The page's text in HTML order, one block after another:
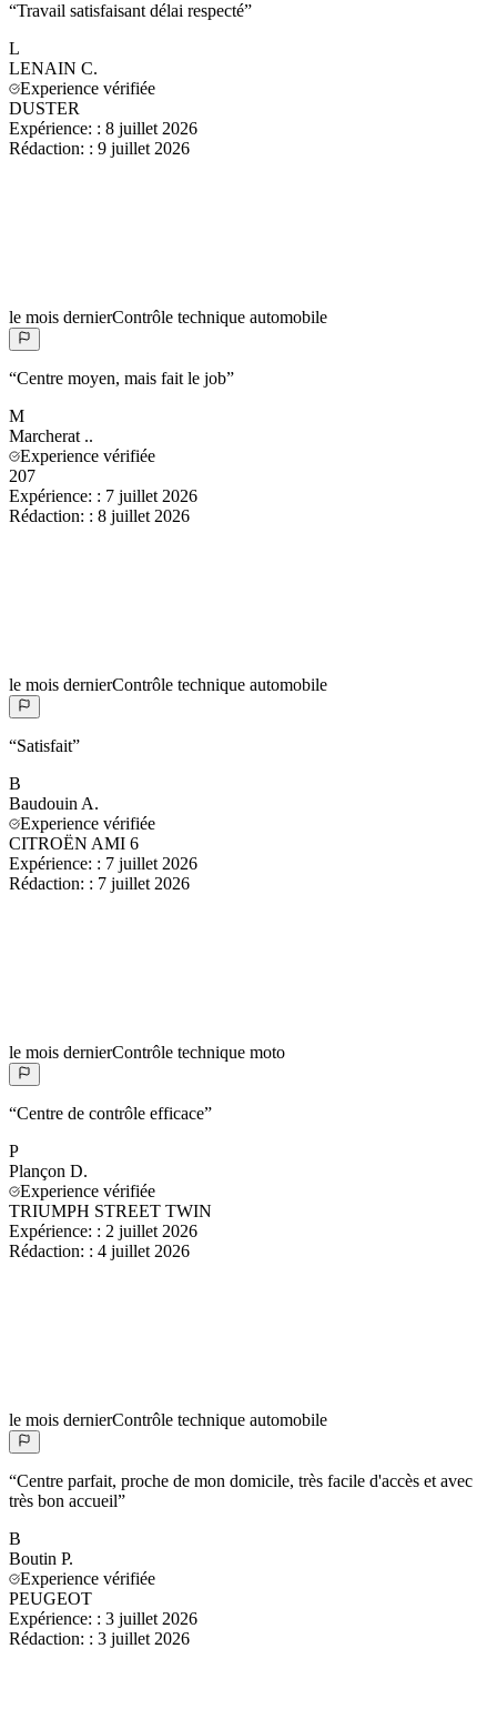
“Travail satisfaisant délai respecté”
L
LENAIN C.
Experience vérifiée
DUSTER
Expérience: : 8 juillet 2026
Rédaction: : 9 juillet 2026
le mois dernierContrôle technique automobile
“Centre moyen, mais fait le job”
M
Marcherat ..
Experience vérifiée
207
Expérience: : 7 juillet 2026
Rédaction: : 8 juillet 2026
le mois dernierContrôle technique automobile
“Satisfait”
B
Baudouin A.
Experience vérifiée
CITROËN AMI 6
Expérience: : 7 juillet 2026
Rédaction: : 7 juillet 2026
le mois dernierContrôle technique moto
“Centre de contrôle efficace”
P
Plançon D.
Experience vérifiée
TRIUMPH STREET TWIN
Expérience: : 2 juillet 2026
Rédaction: : 4 juillet 2026
le mois dernierContrôle technique automobile
“Centre parfait, proche de mon domicile, très facile d'accès et avec
très bon accueil”
B
Boutin P.
Experience vérifiée
PEUGEOT
Expérience: : 3 juillet 2026
Rédaction: : 3 juillet 2026